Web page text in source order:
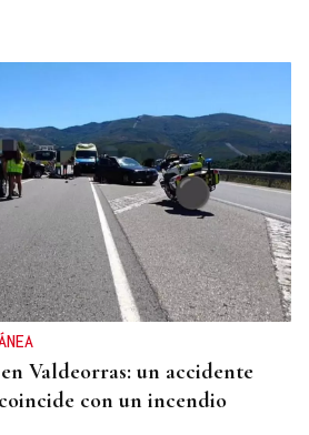
6 de agosto
Valdeorras: un accidente
con un incendio